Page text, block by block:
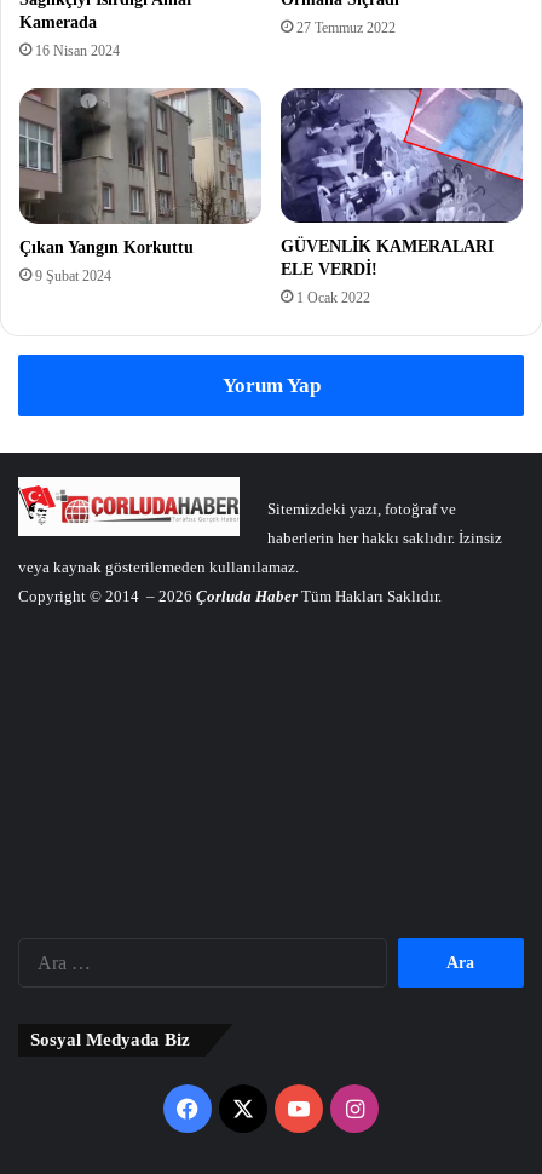
Kamerada
16 Nisan 2024
27 Temmuz 2022
Çıkan Yangın Korkuttu
9 Şubat 2024
GÜVENLİK KAMERALARI
ELE VERDİ!
1 Ocak 2022
Yorum Yap
Sitemizdeki yazı, fotoğraf ve
haberlerin her hakkı saklıdır. İzinsiz
veya kaynak gösterilemeden kullanılamaz.
Copyright © 2014 – 2026 Çorluda Haber Tüm Hakları Saklıdır.
Sosyal Medyada Biz
Facebook
X YouTubeInstagram